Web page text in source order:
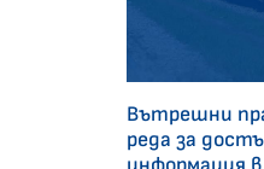
Вътрешни
реда за